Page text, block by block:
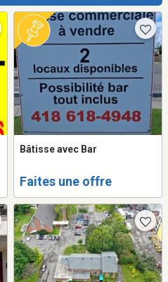
Bâtisse avec Bar
Faites une offre